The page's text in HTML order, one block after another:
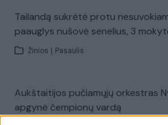
Tailandą sukrėtė protu
paauglys nušovė senelius, 3
Žinios Pasaulis
Aukštaitijos pučiamųjų orkestras
apgynė čempionų vardą